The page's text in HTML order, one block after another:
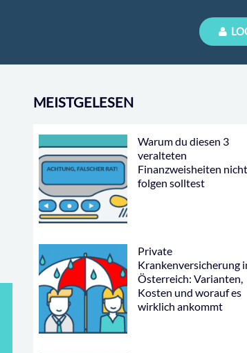
MEISTGELESEN
Warum du diesen 3
veralteten
Finanzweisheiten nicht
folgen solltest
Private
Krankenversicherung
Österreich: Varianten,
Kosten und worauf es
wirklich ankommt